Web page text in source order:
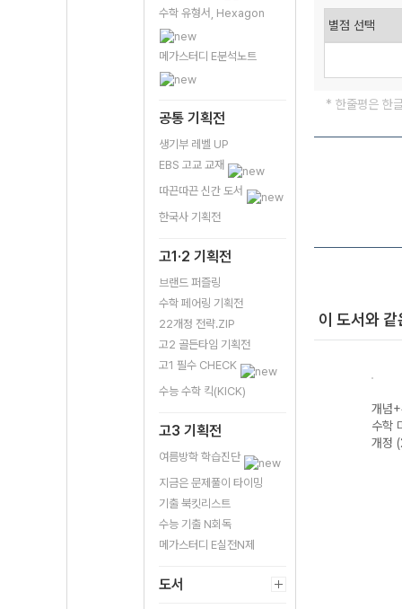
수학 유형서, Hexagon
메가스터디 E분석노트
공통 기획전
생기부 레벨 UP
EBS 고교 교재
따끈따끈 신간 도서
한국사 기획전
고1·2 기획전
브랜드 퍼즐링
수학 페어링 기획전
22개정 전략.ZIP
고2 골든타임 기획전
고1 필수 CHECK
수능 수학 킥(KICK)
고3 기획전
여름방학 학습진단
지금은 문제풀이 타이밍
기출 북킷리스트
수능 기출 N회독
메가스터디 E실전N제
도서
* 한줄평은 한
이 도서와
수학(하) (2026
개념
수학
개정